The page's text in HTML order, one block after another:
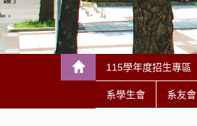
115學年度招生專區
系學生會 系友會